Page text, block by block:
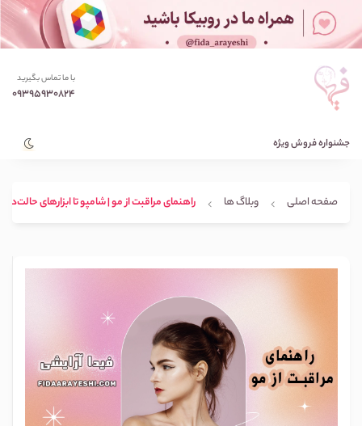
با ما تماس بگیرید
09395930824
جشنواره فروش ویژه
صفحه اصلی وبلاگ ها راهنمای مراقبت از مو | شامپو تا ابزارهای